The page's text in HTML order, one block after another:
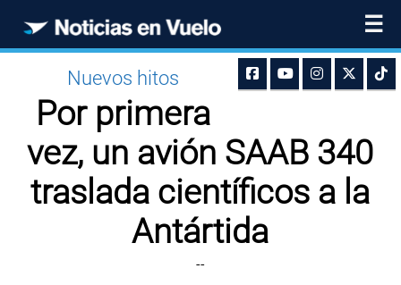
☰
Nuevos hitos
Por primera
vez, un avión SAAB 340
traslada científicos a la
Antártida
--